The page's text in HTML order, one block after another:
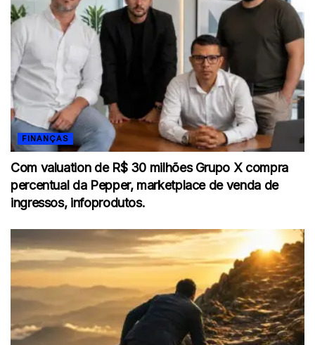
FINANÇAS
Com valuation de R$ 30 milhões Grupo X compra
percentual da Pepper, marketplace de venda de
ingressos, infoprodutos.